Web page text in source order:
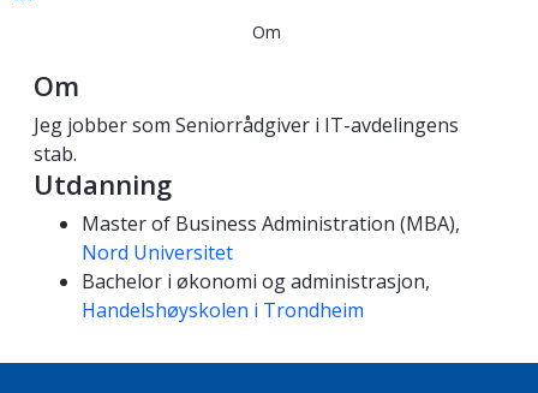
Om
Om
Jeg jobber som Seniorrådgiver i IT-avdelingens
stab.
Utdanning
Master of Business Administration (MBA),
Nord Universitet
Bachelor i økonomi og administrasjon,
Handelshøyskolen i Trondheim